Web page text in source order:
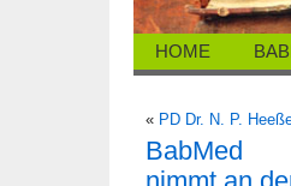
HOME
« PD Dr. N. P.
BabMed